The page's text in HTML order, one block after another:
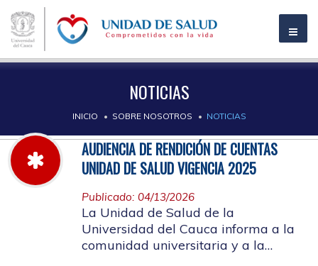
NOTICIAS
INICIO SOBRE NOSOTROS NOTICIAS
AUDIENCIA DE RENDICIÓN DE CUENTAS
UNIDAD DE SALUD VIGENCIA 2025
Publicado: 04/13/2026
La Unidad de Salud de la
Universidad del Cauca informa a la
comunidad universitaria y a la